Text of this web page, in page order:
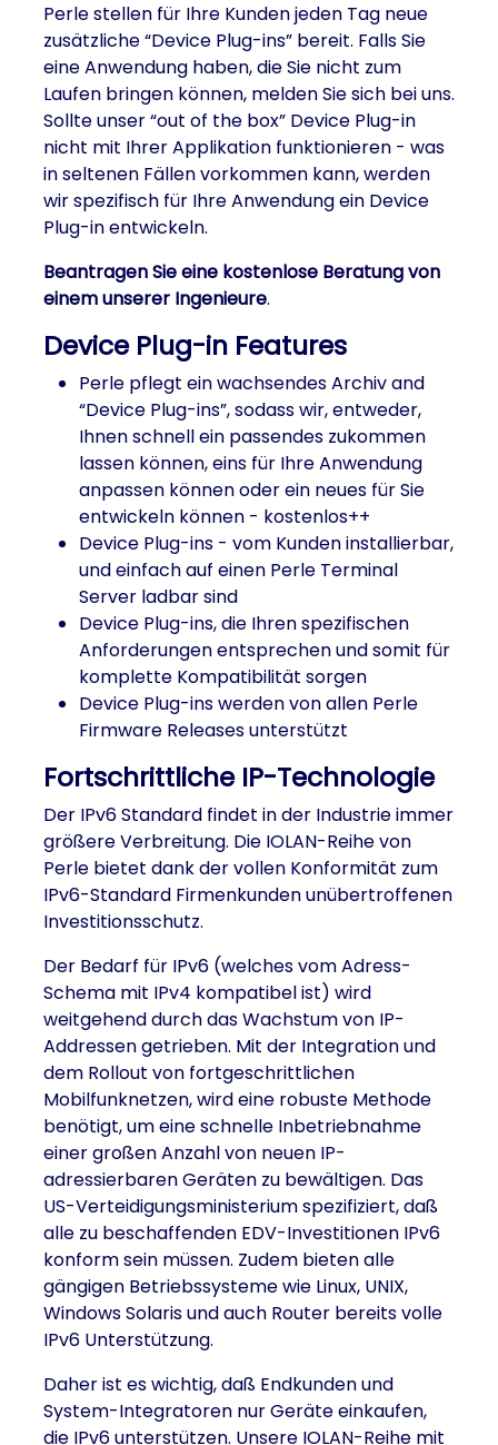
Perle stellen für Ihre Kunden jeden Tag neue
zusätzliche “Device Plug-ins” bereit. Falls Sie
eine Anwendung haben, die Sie nicht zum
Laufen bringen können, melden Sie sich bei uns.
Sollte unser “out of the box” Device Plug-in
nicht mit Ihrer Applikation funktionieren - was
in seltenen Fällen vorkommen kann, werden
wir spezifisch für Ihre Anwendung ein Device
Plug-in entwickeln.
Beantragen Sie eine kostenlose Beratung von
einem unserer Ingenieure.
Device Plug-in Features
Perle pflegt ein wachsendes Archiv and
“Device Plug-ins”, sodass wir, entweder,
Ihnen schnell ein passendes zukommen
lassen können, eins für Ihre Anwendung
anpassen können oder ein neues für Sie
entwickeln können - kostenlos++
Device Plug-ins - vom Kunden installierbar,
und einfach auf einen Perle Terminal
Server ladbar sind
Device Plug-ins, die Ihren spezifischen
Anforderungen entsprechen und somit für
komplette Kompatibilität sorgen
Device Plug-ins werden von allen Perle
Firmware Releases unterstützt
Fortschrittliche IP-Technologie
Der IPv6 Standard findet in der Industrie immer
größere Verbreitung. Die IOLAN-Reihe von
Perle bietet dank der vollen Konformität zum
IPv6-Standard Firmenkunden unübertroffenen
Investitionsschutz.
Der Bedarf für IPv6 (welches vom Adress-
Schema mit IPv4 kompatibel ist) wird
weitgehend durch das Wachstum von IP-
Addressen getrieben. Mit der Integration und
dem Rollout von fortgeschrittlichen
Mobilfunknetzen, wird eine robuste Methode
benötigt, um eine schnelle Inbetriebnahme
einer großen Anzahl von neuen IP-
adressierbaren Geräten zu bewältigen. Das
US-Verteidigungsministerium spezifiziert, daß
alle zu beschaffenden EDV-Investitionen IPv6
konform sein müssen. Zudem bieten alle
gängigen Betriebssysteme wie Linux, UNIX,
Windows Solaris und auch Router bereits volle
IPv6 Unterstützung.
Daher ist es wichtig, daß Endkunden und
System-Integratoren nur Geräte einkaufen,
die IPv6 unterstützen. Unsere IOLAN-Reihe mit